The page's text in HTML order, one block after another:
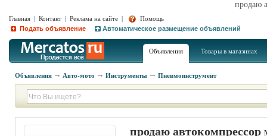
продаю
Главная | Контакт | Реклама на сайте |
Помощь
Подать объявление
Автоматическое размещение объявлений
Объявления Товары в магазинах
Объявления Авто-мото Инструменты Пневмоинструмент
продаю автокомпрессор